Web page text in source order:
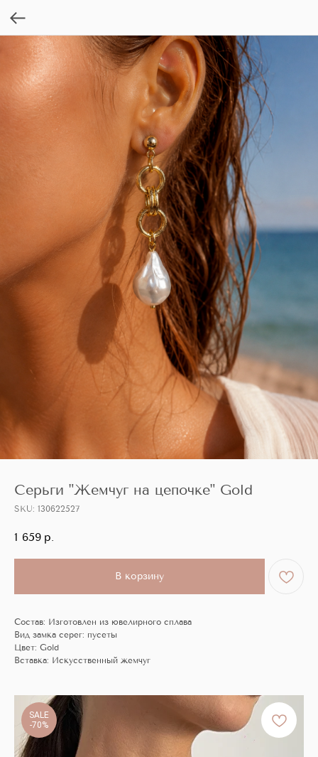
Серьги "Жемчуг на цепочке" Gold
SKU: 130622527
1 659 р.
В корзину
Состав: Изготовлен из ювелирного сплава
Вид замка серег: пусеты
Цвет: Gold
Вставка: Искусственный жемчуг
SALE
-70%